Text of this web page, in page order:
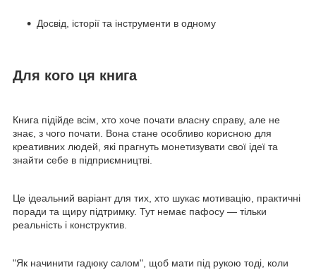
Досвід, історії та інструменти в одному
Для кого ця книга
Книга підійде всім, хто хоче почати власну справу, але не
знає, з чого почати. Вона стане особливо корисною для
креативних людей, які прагнуть монетизувати свої ідеї та
знайти себе в підприємництві.
Це ідеальний варіант для тих, хто шукає мотивацію, практичні
поради та щиру підтримку. Тут немає пафосу — тільки
реальність і конструктив.
"Як начинити гадюку салом", щоб мати під рукою тоді, коли